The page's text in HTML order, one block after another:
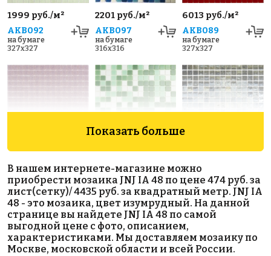
1999 руб./м²
AKB092
на бумаге
327x327
2201 руб./м²
AKB097
на бумаге
316x316
6013 руб./м²
AKB089
на бумаге
327x327
AKB075
на бумаге
327x327
AKB015
на бумаге
327x327
AKB026
на бумаге
327x327
Показать больше
В нашем интернете-магазине можно
приобрести мозаика JNJ IA 48 по цене 474 руб. за
лист(сетку)/ 4435 руб. за квадратный метр. JNJ IA
48 - это мозаика, цвет изумрудный. На данной
странице вы найдете JNJ IA 48 по самой
выгодной цене с фото, описанием,
характеристиками. Мы доставляем мозаику по
Москве, московской области и всей России.